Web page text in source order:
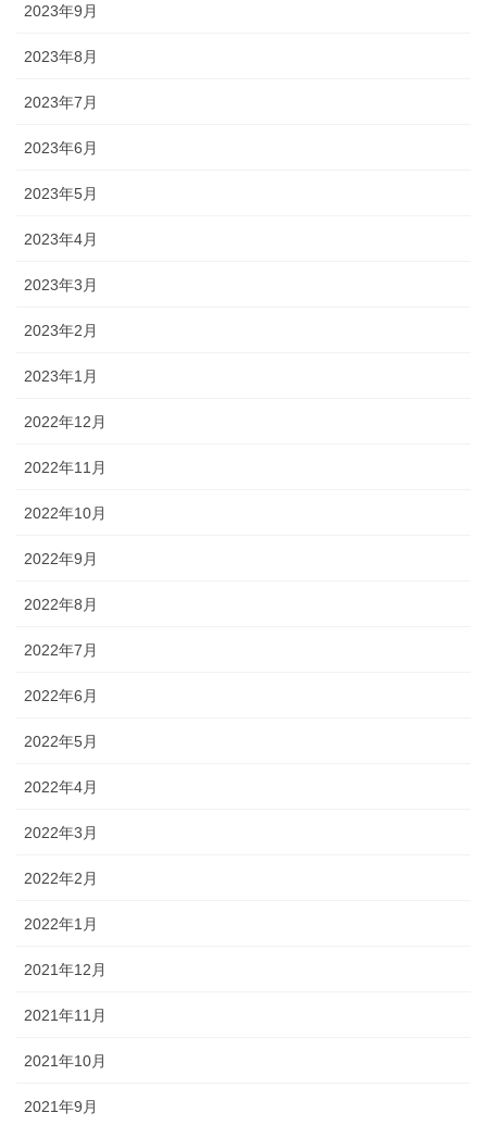
2023年9月
2023年8月
2023年7月
2023年6月
2023年5月
2023年4月
2023年3月
2023年2月
2023年1月
2022年12月
2022年11月
2022年10月
2022年9月
2022年8月
2022年7月
2022年6月
2022年5月
2022年4月
2022年3月
2022年2月
2022年1月
2021年12月
2021年11月
2021年10月
2021年9月